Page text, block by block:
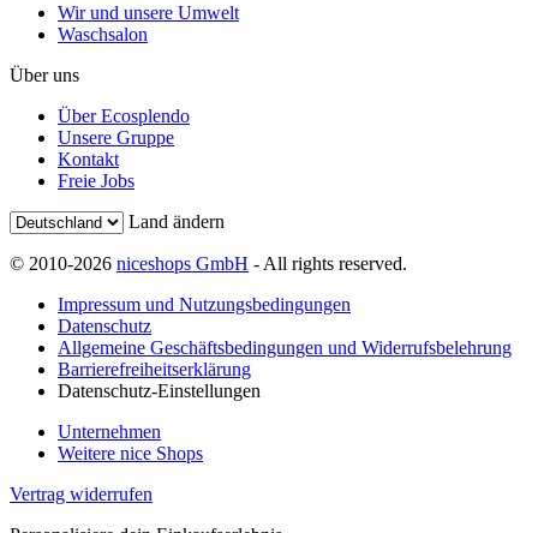
Wir und unsere Umwelt
Waschsalon
Über uns
Über Ecosplendo
Unsere Gruppe
Kontakt
Freie Jobs
Land ändern
© 2010-2026 niceshops GmbH - All rights reserved.
Impressum und Nutzungsbedingungen
Datenschutz
Allgemeine Geschäftsbedingungen und Widerrufsbelehrung
Barrierefreiheitserklärung
Datenschutz-Einstellungen
Unternehmen
Weitere nice Shops
Vertrag widerrufen